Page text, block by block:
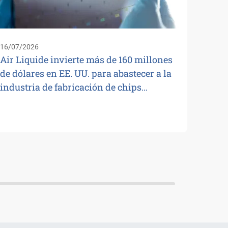
16/07/2026
Air Liquide invierte más de 160 millones
de dólares en EE. UU. para abastecer a la
industria de fabricación de chips…